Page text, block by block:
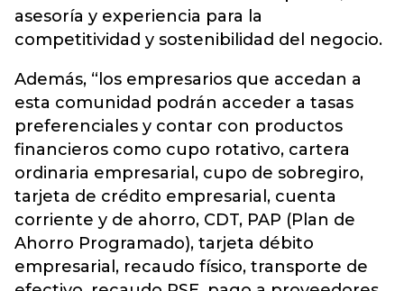
asesoría y experiencia para la
competitividad y sostenibilidad del negocio.
Además, “los empresarios que accedan a
esta comunidad podrán acceder a tasas
preferenciales y contar con productos
financieros como cupo rotativo, cartera
ordinaria empresarial, cupo de sobregiro,
tarjeta de crédito empresarial, cuenta
corriente y de ahorro, CDT, PAP (Plan de
Ahorro Programado), tarjeta débito
empresarial, recaudo físico, transporte de